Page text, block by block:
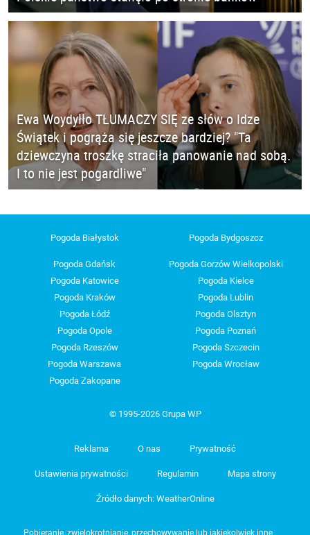
Ewa Woydyłło TŁUMACZY SIĘ ze słów o Idze
Świątek i pogrąża się jeszcze bardziej? "Ta
dziewczyna troszkę straciła panowanie nad sobą.
I to nie jest pogardliwe"
Pogoda Białystok Pogoda Bydgoszcz
Pogoda Gdańsk
Pogoda Gorzów Wielkopolski
Pogoda Katowice
Pogoda Kielce
Pogoda Kraków
Pogoda Lublin
Pogoda Łódź
Pogoda Olsztyn
Pogoda Opole
Pogoda Poznań
Pogoda Rzeszów
Pogoda Szczecin
Pogoda Warszawa
Pogoda Wrocław
Pogoda Zakopane
© 1995-2026 Grupa WP
Reklama O nas Prywatność
Ustawienia prywatności Regulamin Mapa strony
Źródło danych: WeatherOnline
Pobieranie, zwielokrotnianie, przechowywanie lub jakiekolwiek inne